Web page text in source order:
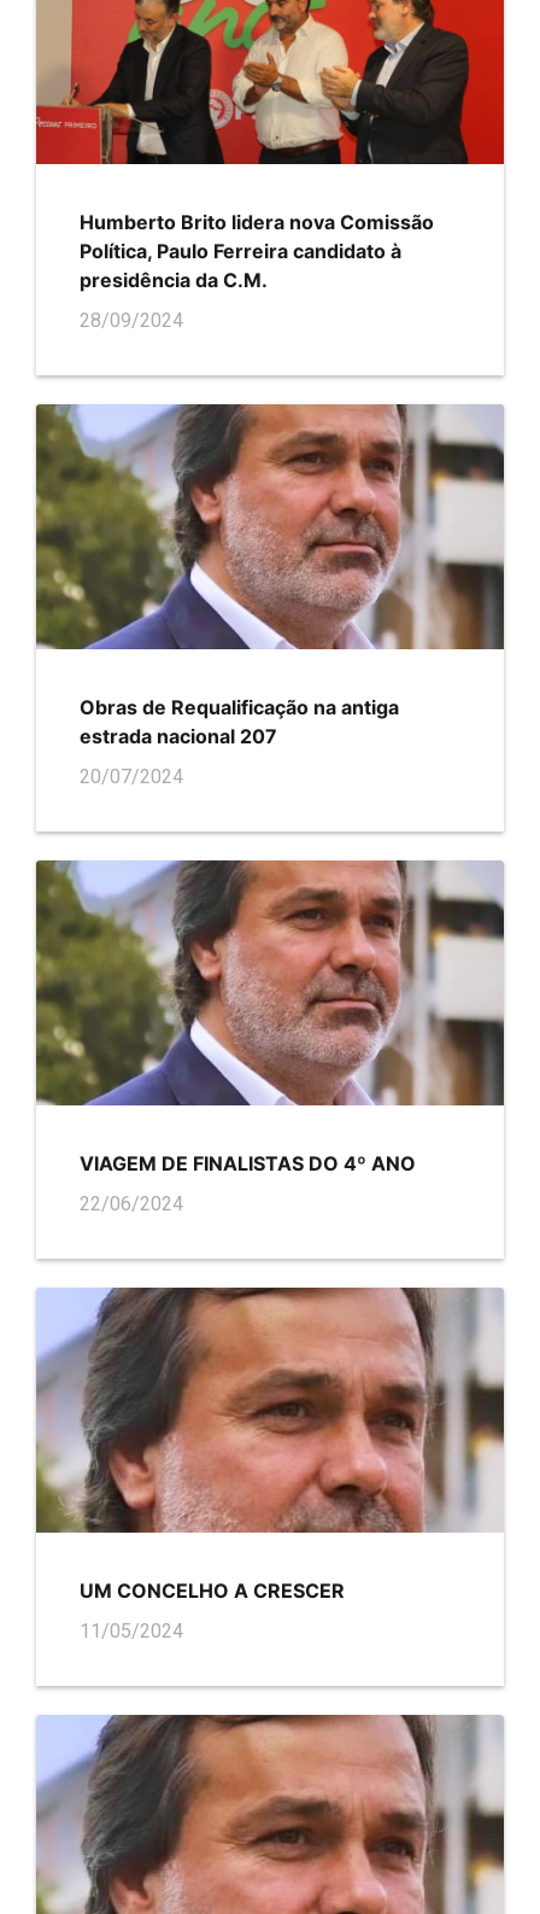
Humberto Brito lidera nova Comissão
Política, Paulo Ferreira candidato à
presidência da C.M.
28/09/2024
Obras de Requalificação na antiga
estrada nacional 207
20/07/2024
VIAGEM DE FINALISTAS DO 4º ANO
22/06/2024
UM CONCELHO A CRESCER
11/05/2024